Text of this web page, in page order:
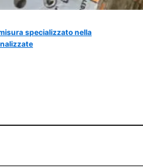
specializzato nella